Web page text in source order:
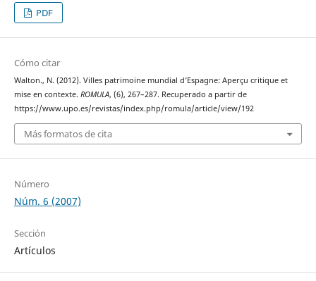
PDF
Cómo citar
Walton., N. (2012). Villes patrimoine mundial d’Espagne: Aperçu critique et
mise en contexte. ROMULA, (6), 267–287. Recuperado a partir de
https://www.upo.es/revistas/index.php/romula/article/view/192
Más formatos de cita
Número
Núm. 6 (2007)
Sección
Artículos